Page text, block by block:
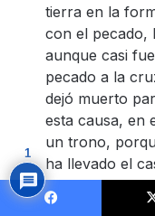
tierra en la
con el pecado,
aunque casi
pecado a la
dejó muerto
esta causa, en
un trono,
ha llevado el
derrotado a
1